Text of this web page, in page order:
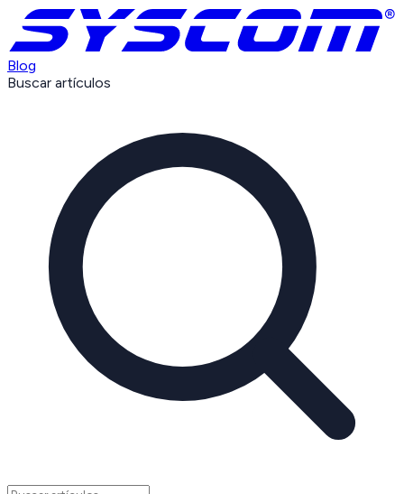
Blog
Buscar artículos